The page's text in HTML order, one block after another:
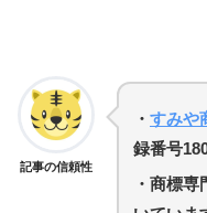
記事の信頼性
・ すみや
録番号
・商標